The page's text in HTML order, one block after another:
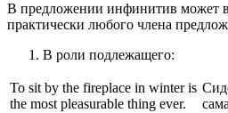
В предложении инфинитив может
практически любого члена
В роли подлежащего:
To sit by the fireplace in winter is
the most pleasurable thing ever.